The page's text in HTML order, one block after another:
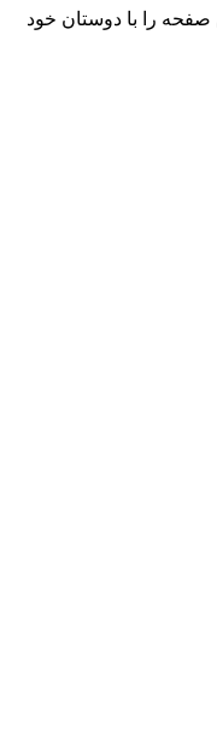
صفحه را با دوستان خود